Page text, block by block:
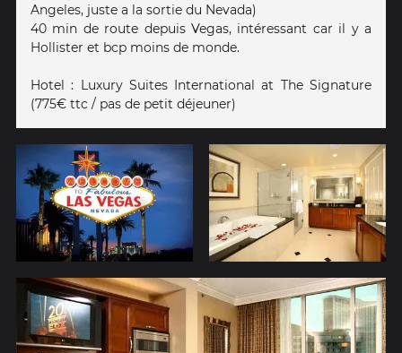
Angeles, juste a la sortie du Nevada)
40 min de route depuis Vegas, intéressant car il y a
Hollister et bcp moins de monde.
Hotel : Luxury Suites International at The Signature
(775€ ttc / pas de petit déjeuner)